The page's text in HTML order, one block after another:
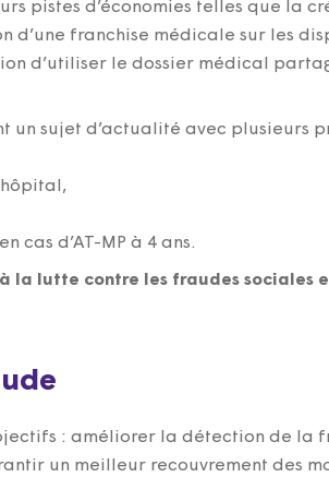
pistes d’économies telles que la
franchise médicale sur les
d’utiliser le dossier médical
un sujet d’actualité avec plusieurs
cas d’AT-MP à 4 ans.
la lutte contre les fraudes sociales
: améliorer la détection de la
un meilleur recouvrement des